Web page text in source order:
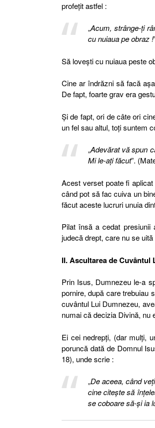
profeţit astfel :
„Acum, strânge-ţi
cu nuiaua pe obraz !
Să loveşti cu nuiaua peste
Cine ar îndrăzni să facă
De fapt, foarte grav era
Şi de fapt, ori de câte ori
un fel sau altul, toţi suntem
„Adevărat vă spun
Mi le-aţi făcut”.
Acest verset poate fi
când pot să fac cuiva un
făcut aceste lucruri unuia
Pilat însă a cedat presiunii
judecă drept, care nu se
II. Ascultarea de
Prin Isus, Dumnezeu le-a
pornire, după care trebuiau
cuvântul Lui Dumnezeu,
numai că decizia Divină, nu
Ei cei nedrepţi, (dar mulţi,
poruncă dată de Domnul
18), unde scrie :
„De aceea, când
cine citeşte să
se coboare să-şi ia